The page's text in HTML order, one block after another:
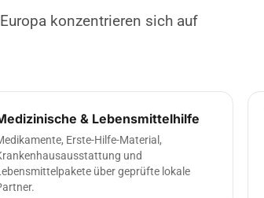
konzentrieren sich auf
& Lebensmittelhilfe
Erste-Hilfe-Material,
und
über geprüfte lokale